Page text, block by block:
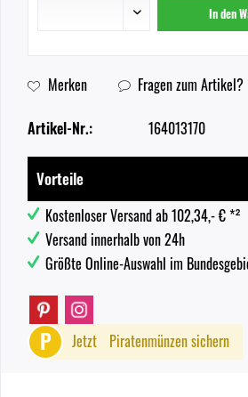
In den
Merken Fragen zum Artikel?
Artikel-Nr.: 164013170
Vorteile
Kostenloser Versand ab 102,34,- € *²
Versand innerhalb von 24h
Größte Online-Auswahl im
P Jetzt Piratenmünzen sichern